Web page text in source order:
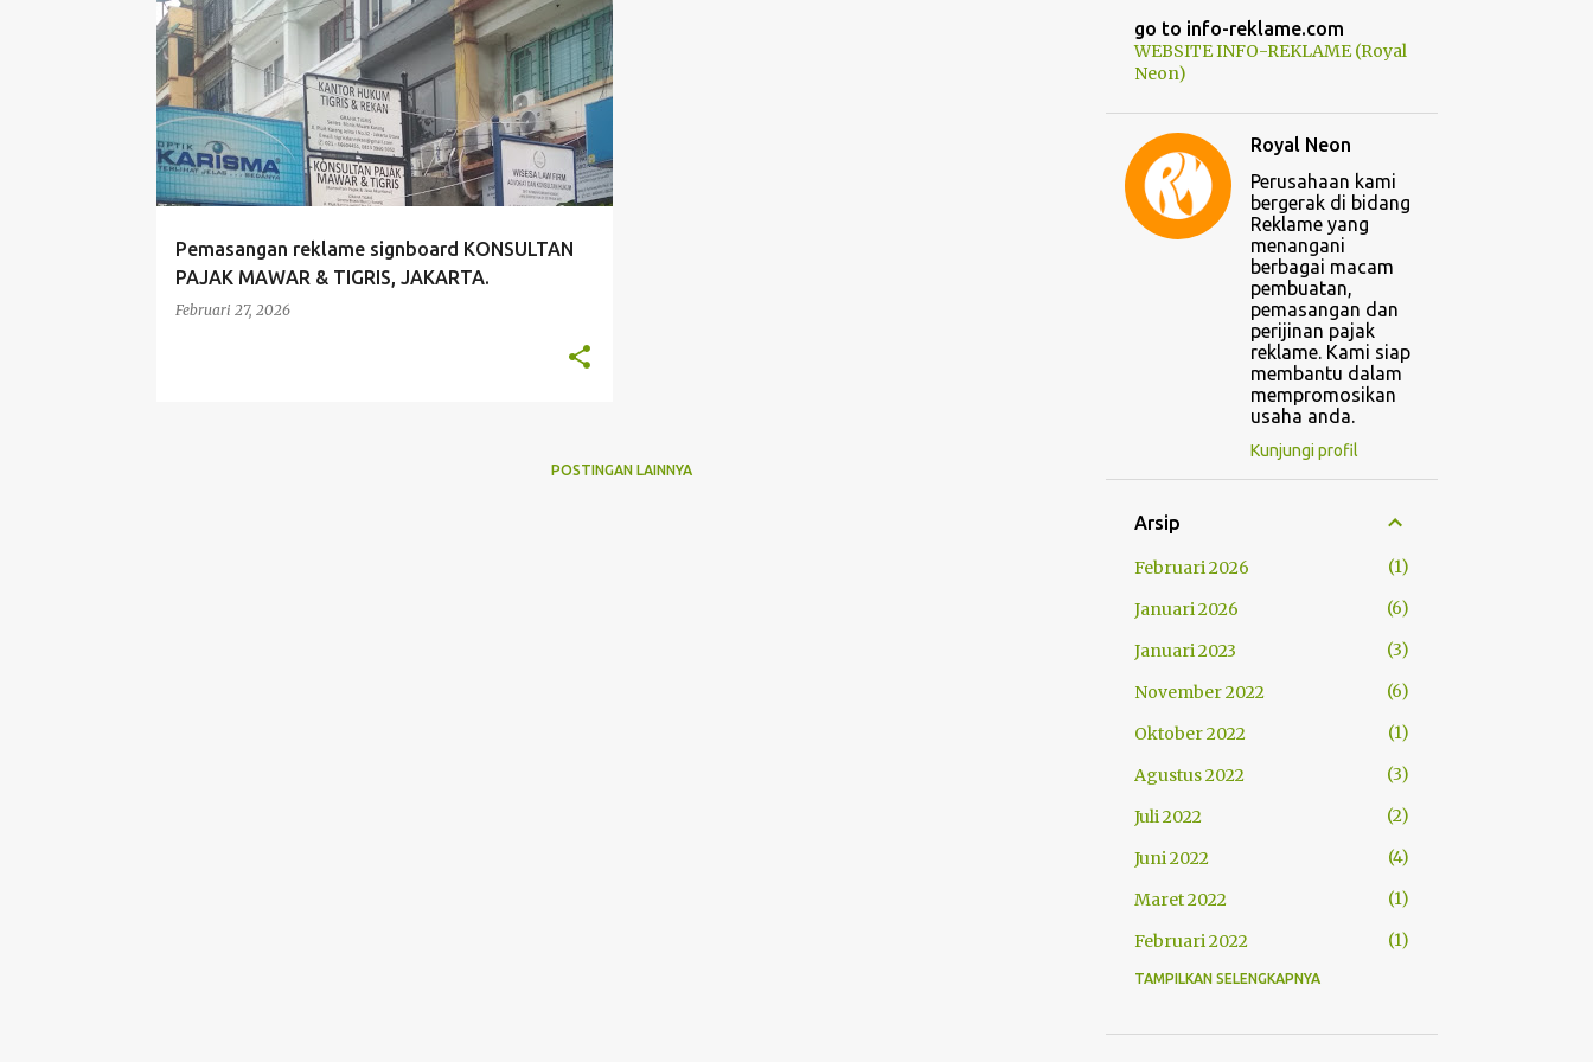
P
o
s
t
i
n
Pemasangan reklame signboard KONSULTAN
PAJAK MAWAR & TIGRIS, JAKARTA.
Februari 27, 2026
JASA NEON BOX PORTFOLIO PRODUK
POSTINGAN LAINNYA
go to info-reklame.com
WEBSITE INFO-REKLAME (Royal
Neon)
Royal Neon
Perusahaan kami
bergerak di bidang
Reklame yang
menangani
berbagai macam
pembuatan,
pemasangan dan
perijinan pajak
reklame. Kami siap
membantu dalam
mempromosikan
usaha anda.
Kunjungi profil
Arsip
Februari 2026
1
Januari 2026
6
Januari 2023
3
November 2022
6
Oktober 2022
1
Agustus 2022
3
Juli 2022
2
Juni 2022
4
Maret 2022
1
Februari 2022
1
Januari 2022
TAMPILKAN SELENGKAPNYA